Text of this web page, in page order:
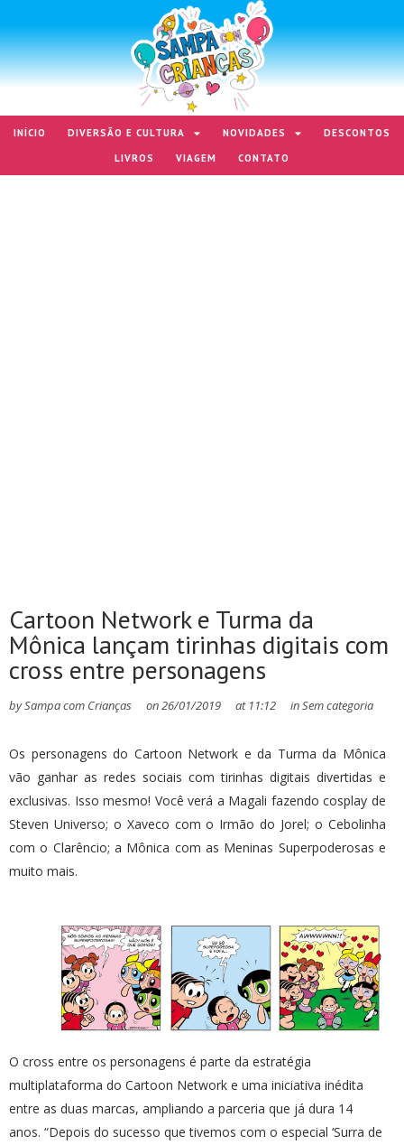
INÍCIO DIVERSÃO E CULTURA NOVIDADES
DESCONTOS
LIVROS
VIAGEM CONTATO
Cartoon Network e Turma da
Mônica lançam tirinhas digitais com
cross entre personagens
bySampa com Crianças on26/01/2019 at 11:12 inSem categoria
Os personagens do Cartoon Network e da Turma da Mônica
vão ganhar as redes sociais com tirinhas digitais divertidas e
exclusivas. Isso mesmo! Você verá a Magali fazendo cosplay de
Steven Universo; o Xaveco com o Irmão do Jorel; o Cebolinha
com o Clarêncio; a Mônica com as Meninas Superpoderosas e
muito mais.
O cross entre os personagens é parte da estratégia
multiplataforma do Cartoon Network e uma iniciativa inédita
entre as duas marcas, ampliando a parceria que já dura 14
anos. “Depois do sucesso que tivemos com o especial ‘Surra de